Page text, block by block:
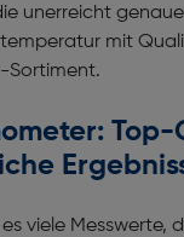
unerreicht
mit
Sortiment.
viele Messwerte,